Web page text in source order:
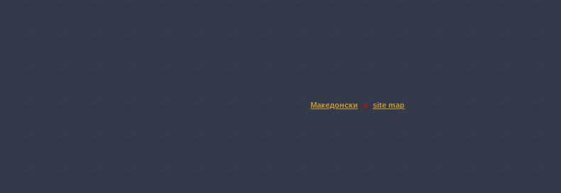
Македонски site map